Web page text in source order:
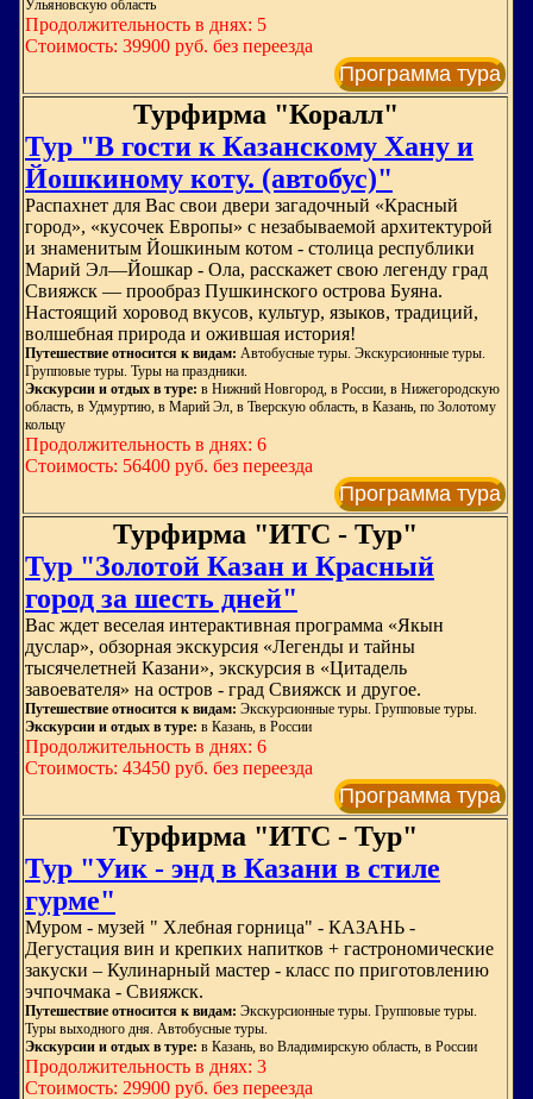
Ульяновскую область
Продолжительность в днях: 5
Стоимость: 39900 руб. без переезда
Программа тура
Турфирма "Коралл"
Тур "В гости к Казанскому Хану и
Йошкиному коту. (автобус)"
Распахнет для Вас свои двери загадочный «Красный
город», «кусочек Европы» с незабываемой архитектурой
и знаменитым Йошкиным котом - столица республики
Марий Эл—Йошкар - Ола, расскажет свою легенду град
Свияжск — прообраз Пушкинского острова Буяна.
Настоящий хоровод вкусов, культур, языков, традиций,
волшебная природа и ожившая история!
Путешествие относится к видам: Автобусные туры. Экскурсионные туры.
Групповые туры. Туры на праздники.
Экскурсии и отдых в туре: в Нижний Новгород, в России, в Нижегородскую
область, в Удмуртию, в Марий Эл, в Тверскую область, в Казань, по Золотому
кольцу
Продолжительность в днях: 6
Стоимость: 56400 руб. без переезда
Программа тура
Турфирма "ИТС - Тур"
Тур "Золотой Казан и Красный
город за шесть дней"
Вас ждет веселая интерактивная программа «Якын
дуслар», обзорная экскурсия «Легенды и тайны
тысячелетней Казани», экскурсия в «Цитадель
завоевателя» на остров - град Свияжск и другое.
Путешествие относится к видам: Экскурсионные туры. Групповые туры.
Экскурсии и отдых в туре: в Казань, в России
Продолжительность в днях: 6
Стоимость: 43450 руб. без переезда
Программа тура
Турфирма "ИТС - Тур"
Тур "Уик - энд в Казани в стиле
гурме"
Муром - музей " Хлебная горница" - КАЗАНЬ -
Дегустация вин и крепких напитков + гастрономические
закуски – Кулинарный мастер - класс по приготовлению
эчпочмака - Свияжск.
Путешествие относится к видам: Экскурсионные туры. Групповые туры.
Туры выходного дня. Автобусные туры.
Экскурсии и отдых в туре: в Казань, во Владимирскую область, в России
Продолжительность в днях: 3
Стоимость: 29900 руб. без переезда